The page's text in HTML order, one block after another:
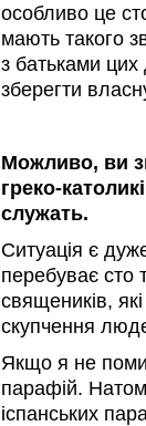
особливо це
мають такого
з батьками
зберегти
Можливо, ви
греко-
служать.
Ситуація є
перебуває сто
священиків,
скупчення
Якщо я не
парафій.
іспанських